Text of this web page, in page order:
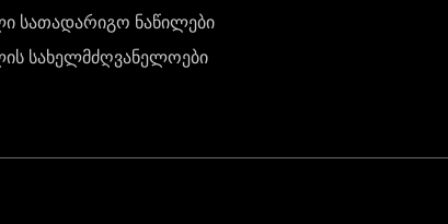
სათადარიგო ნაწილები
სახელმძღვანელოები